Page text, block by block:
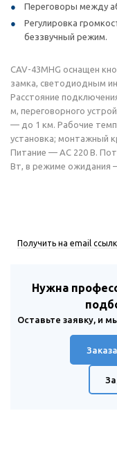
Переговоры между
Регулировка
беззвучный режим.
CAV-43MHG оснащен
замка, светодиодным
Расстояние
м, переговорного
— до 1 км. Рабочие
установка; монтажный
Питание — AC 220 В.
Вт, в режиме ожидания
Получить на email
Нужна
Оставьте заявку, и